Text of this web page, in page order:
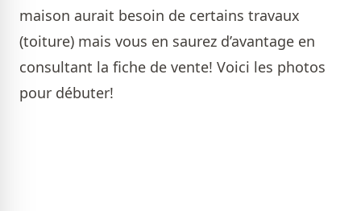
maison aurait besoin de certains travaux
(toiture) mais vous en saurez d’avantage en
consultant la fiche de vente! Voici les photos
pour débuter!